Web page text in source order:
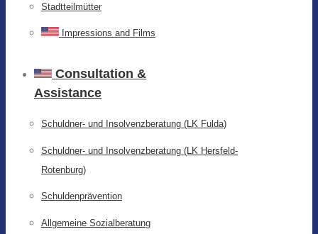
Stadtteilmütter
Impressions and Films
Consultation &
Assistance
Schuldner- und Insolvenzberatung (LK Fulda)
Schuldner- und Insolvenzberatung (LK Hersfeld-
Rotenburg)
Schuldenprävention
Allgemeine Sozialberatung